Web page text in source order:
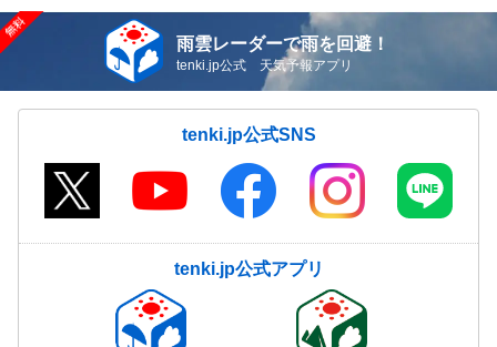
雨雲レーダーで雨を回避！
tenki.jp公式 天気予報アプリ
tenki.jp公式SNS
tenki.jp公式アプリ